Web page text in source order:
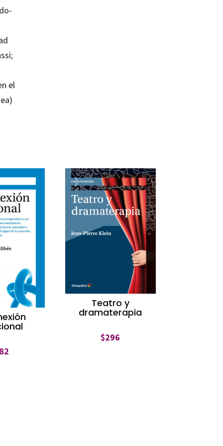
el
Teatro y
dramaterapia
$296